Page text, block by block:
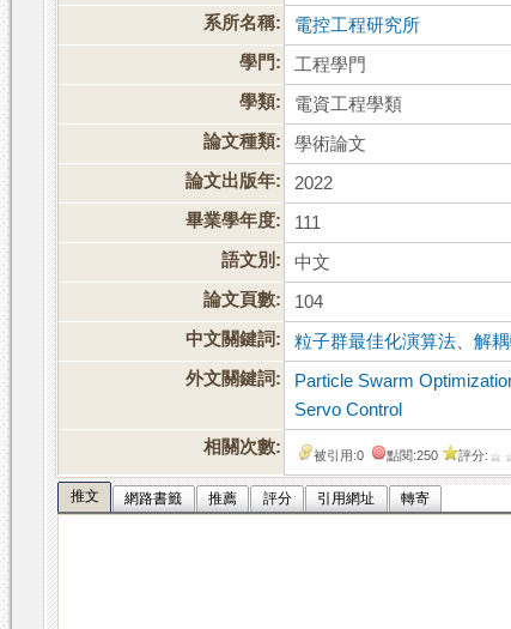
系所名稱:
電控工程研究所
學門:
工程學門
學類:
電資工程學類
論文種類:
學術論文
論文出版年:
2022
畢業學年度:
111
語文別:
中文
論文頁數:
104
中文關鍵詞:
粒子群最佳化演算法 、解
外文關鍵詞:
Particle Swarm
Servo Control
相關次數:
被引用:0 點閱:250 評分:
推文 網路書籤 推薦 評分 引用網址 轉寄